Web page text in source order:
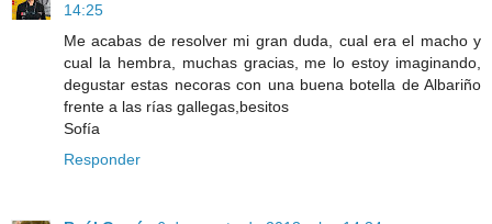
14:25
Me acabas de resolver mi gran duda, cual era el macho y
cual la hembra, muchas gracias, me lo estoy imaginando,
degustar estas necoras con una buena botella de Albariño
frente a las rías gallegas,besitos
Sofía
Responder